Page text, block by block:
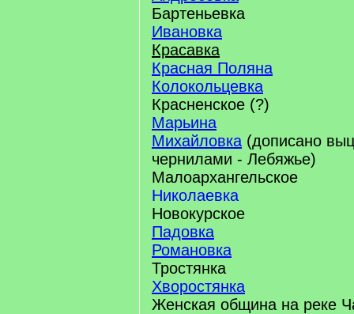
Бартеньевка
Ивановка
Красавка
Красная Поляна
Колокольцевка
Красненское (?)
Марьина
Михайловка (дописано
чернилами - Лебяжье)
Малоархангельское
Николаевка
Новокурское
Падовка
Романовка
Тростянка
Хворостянка
Женская община на реке